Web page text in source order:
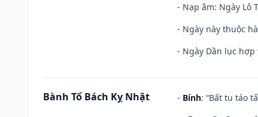
- Nạp âm: Ngày Lô
- Ngày này thuộc
- Ngày Dần lục hợp
Bành Tổ Bách Kỵ Nhật - Bính: “Bất tu táo